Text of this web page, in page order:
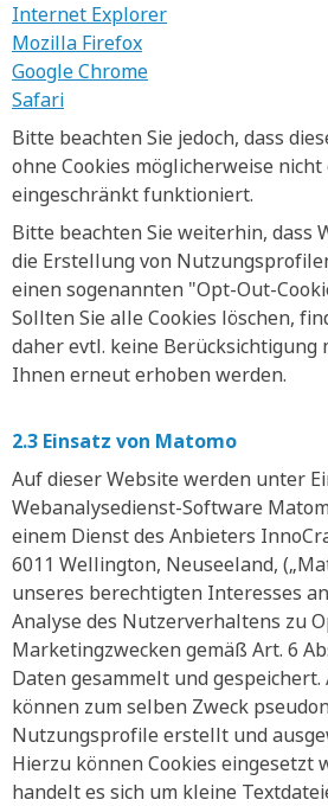
Internet Explorer
Mozilla Firefox
Google Chrome
Safari
Bitte beachten Sie jedoch, dass
ohne Cookies möglicherweise
eingeschränkt funktioniert.
Bitte beachten Sie weiterhin, dass
die Erstellung von
einen sogenannten "Opt-Out-
Sollten Sie alle Cookies löschen,
daher evtl. keine Berücksichtigung
Ihnen erneut erhoben werden.
2.3 Einsatz von Matomo
Auf dieser Website werden unter
Webanalysedienst-Software
einem Dienst des Anbieters
6011 Wellington, Neuseeland,
unseres berechtigten Interesses
Analyse des Nutzerverhaltens zu
Marketingzwecken gemäß Art. 6
Daten gesammelt und gespeichert.
können zum selben Zweck
Nutzungsprofile erstellt und
Hierzu können Cookies eingesetzt
handelt es sich um kleine